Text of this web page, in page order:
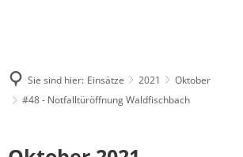
Sie sind hier: Einsätze 2021
Oktober
#48 - Notfalltüröffnung Waldfischbach